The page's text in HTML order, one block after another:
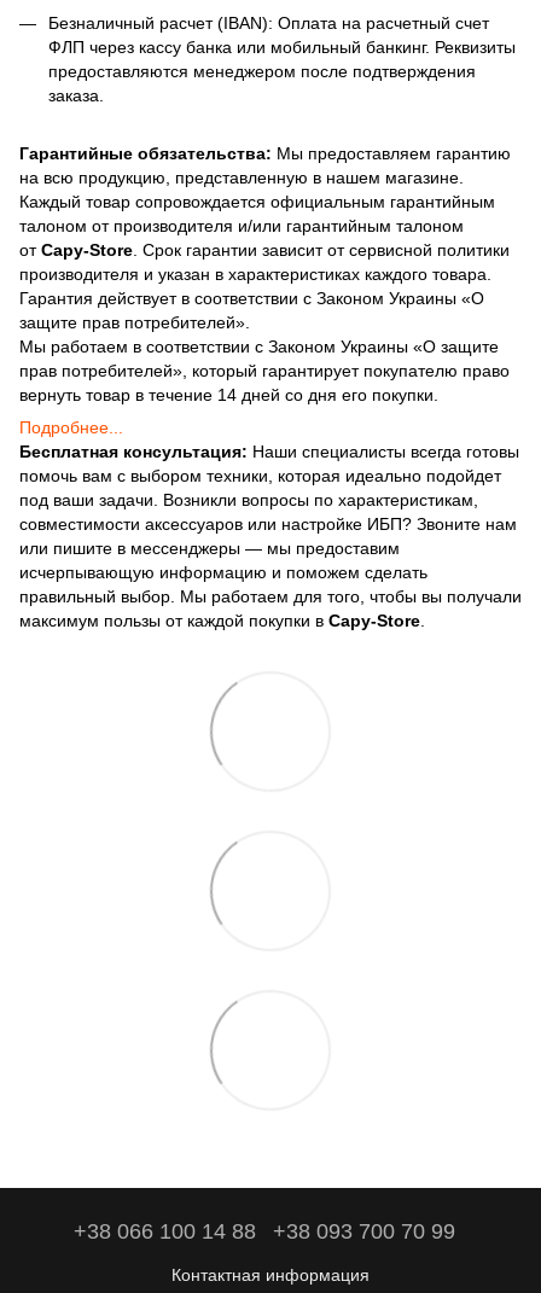
Безналичный расчет (IBAN): Оплата на расчетный счет
ФЛП через кассу банка или мобильный банкинг. Реквизиты
предоставляются менеджером после подтверждения
заказа.
Гарантийные обязательства: Мы предоставляем гарантию
на всю продукцию, представленную в нашем магазине.
Каждый товар сопровождается официальным гарантийным
талоном от производителя и/или гарантийным талоном
отCapy-Store . Срок гарантии зависит от сервисной политики
производителя и указан в характеристиках каждого товара.
Гарантия действует в соответствии с Законом Украины «О
защите прав потребителей».
Мы работаем в соответствии с Законом Украины «О защите
прав потребителей», который гарантирует покупателю право
вернуть товар в течение 14 дней со дня его покупки.
Подробнее...
Бесплатная консультация: Наши специалисты всегда готовы
помочь вам с выбором техники, которая идеально подойдет
под ваши задачи. Возникли вопросы по характеристикам,
совместимости аксессуаров или настройке ИБП? Звоните нам
или пишите в мессенджеры — мы предоставим
исчерпывающую информацию и поможем сделать
правильный выбор. Мы работаем для того, чтобы вы получали
максимум пользы от каждой покупки в Capy-Store
+38 066 100 14 88 +38 093 700 70 99
Контактная информация